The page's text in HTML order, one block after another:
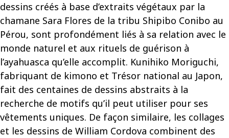
dessins créés à base d’extraits végétaux par la
chamane Sara Flores de la tribu Shipibo Conibo au
Pérou, sont profondément liés à sa relation avec le
monde naturel et aux rituels de guérison à
l’ayahuasca qu’elle accomplit. Kunihiko Moriguchi,
fabriquant de kimono et Trésor national au Japon,
fait des centaines de dessins abstraits à la
recherche de motifs qu’il peut utiliser pour ses
vêtements uniques. De façon similaire, les collages
et les dessins de William Cordova combinent des